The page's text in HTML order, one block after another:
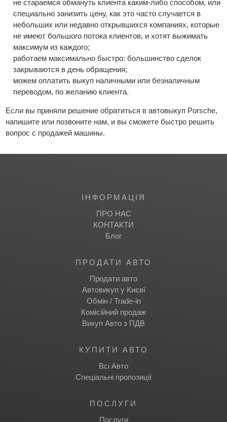
не стараемся обмануть клиента каким-либо способом, или
специально занизить цену, как это часто случается в
небольших или недавно открывшихся компаниях, которые
не имеют большого потока клиентов, и хотят выжимать
максимум из каждого;
работаем максимально быстро: большинство сделок
закрываются в день обращения;
можем оплатить выкуп наличными или безналичным
переводом, по желанию клиента.
Если вы приняли решение обратиться в автовыкуп Porsche,
напишите или позвоните нам, и вы сможете быстро решить
вопрос с продажей машины.
IНФОРМАЦІЯ
ПРО НАС
КОНТАКТИ
Блог
ПРОДАТИ АВТО
Продати авто
Автовикуп у Києвї
Обмін / Trade-in
Комісійний продаж
Викуп Авто з ПДВ
КУПИТИ АВТО
Всі Авто
Спеціальні пропозиції
ПОСЛУГИ
Послуги